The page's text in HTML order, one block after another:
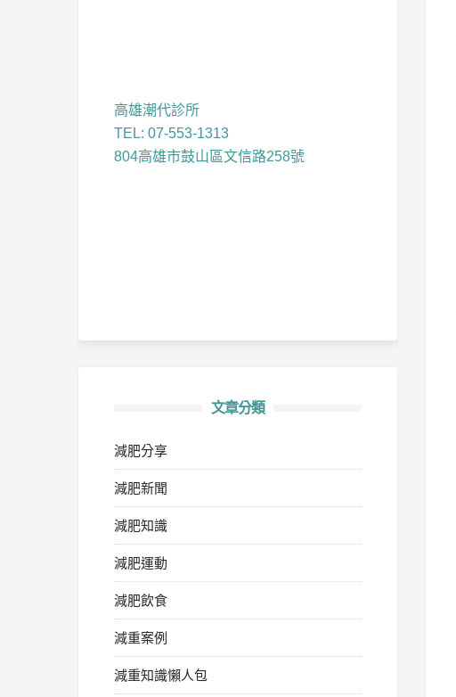
高雄潮代診所
TEL: 07-553-1313
804高雄市鼓山區文信路258號
文章分類
減肥分享
減肥新聞
減肥知識
減肥運動
減肥飲食
減重案例
減重知識懶人包